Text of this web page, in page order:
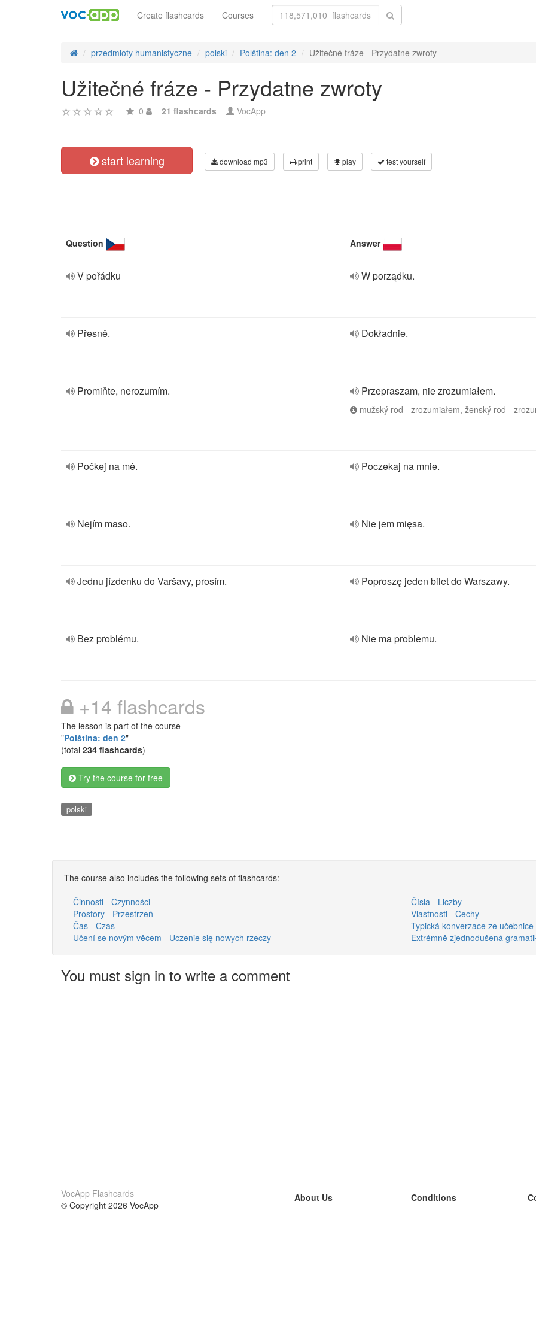
Create flashcards Courses
przedmioty humanistyczne polski Polština: den 2 Užitečné fráze - Przydatne zwroty
Užitečné fráze - Przydatne zwroty
0 21 flashcards VocApp
start learning download mp3 print play test yourself
Question Answer
V pořádku W porządku.
Přesně. Dokładnie.
Promiňte, nerozumím. Przepraszam, nie zrozumiałem.
mužský rod - zrozumiałem, ženský rod -
Počkej na mě. Poczekaj na mnie.
Nejím maso. Nie jem mięsa.
Jednu jízdenku do Varšavy, prosím. Poproszę jeden bilet do Warszawy.
Bez problému. Nie ma problemu.
+14 flashcards
The lesson is part of the course
"Polština: den 2"
(total 234 flashcards)
Try the course for free
polski
The course also includes the following sets of flashcards:
Činnosti - Czynności
Čísla - Liczby
Prostory - Przestrzeń
Vlastnosti - Cechy
Čas - Czas
Typická konverzace ze
Učení se novým věcem - Uczenie się nowych rzeczy
Extrémně zjednodušená
You must sign in to write a comment
VocApp Flashcards
© Copyright 2026 VocApp
About Us
Conditions